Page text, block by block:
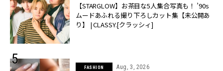
【STARGLOW】お茶目な5人集合写真も！ ’90s
ムードあふれる撮り下ろしカット集【未公開あ
り】 | CLASSY.[クラッシィ]
FASHION Aug, 3, 2026